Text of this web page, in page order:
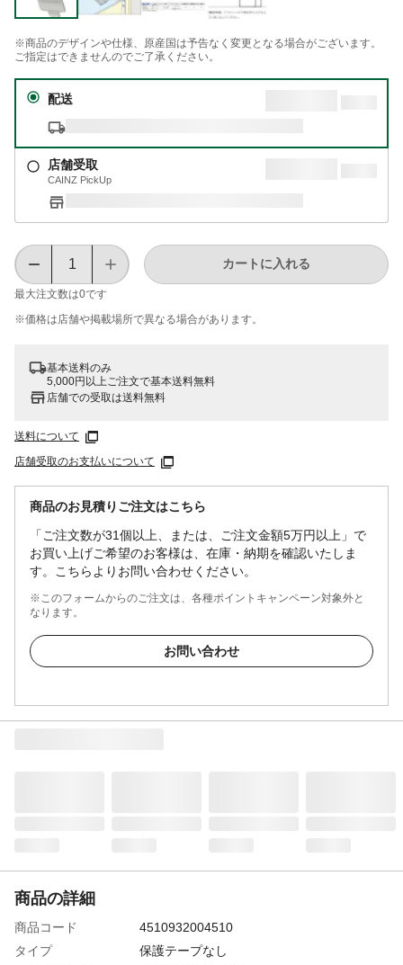
※商品のデザインや仕様、原産国は予告なく変更となる場合がございます。
ご指定はできませんのでご了承ください。
配送
店舗受取
CAINZ PickUp
最大注文数は0です
カートに入れる
※価格は​店舗や​掲載場所で​異なる​場合が​あります。
基本送料のみ
5,000円以上ご注文で基本送料無料
店舗での受取は送料無料
送料について
店舗受取のお支払いについて
商品のお見積りご注文はこちら
「ご注文数が31個以上、または、ご注文金額5万円以上」で
お買い上げご希望のお客様は、在庫・納期を確認いたしま
す。こちらよりお問い合わせください。
※このフォームからのご注文は、各種ポイントキャンペーン対象外と
なります。
お問い合わせ
商品の詳細
商品コード
4510932004510
タイプ
保護テープなし